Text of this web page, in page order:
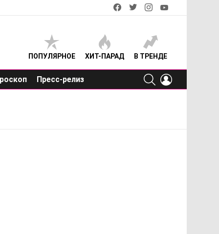
facebooktwitterinstagram
ПОПУЛЯРНОЕ ХИТ-ПАРАД В ТРЕНДЕ
Пресс-релиз
SEARCH